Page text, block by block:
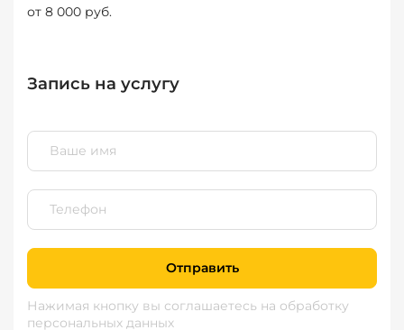
от 8 000 руб.
Запись на услугу
Отправить
Нажимая кнопку вы соглашаетесь на обработку
персональных данных